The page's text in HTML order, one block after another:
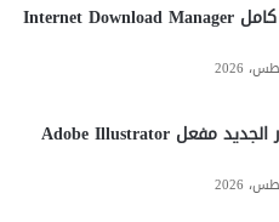
تحميل مفعل كامل Internet Download Manager
تحميل الاصدار الجديد مفعل Adobe Illustrator